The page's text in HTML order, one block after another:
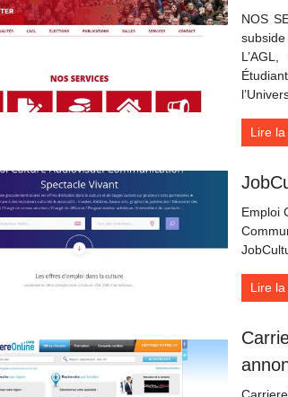
NOS
Lire
Emploi
Lire